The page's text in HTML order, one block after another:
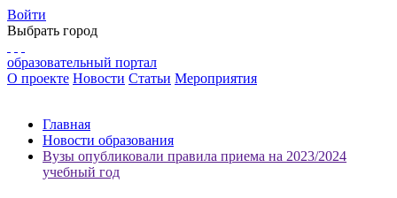
Войти
Выбрать город
образовательный портал
О проекте Новости Статьи Мероприятия
Главная
Новости образования
Вузы опубликовали правила приема на 2023/2024
учебный год